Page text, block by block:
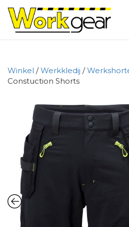
Winkel /Werkkledij /
Constuction Shorts